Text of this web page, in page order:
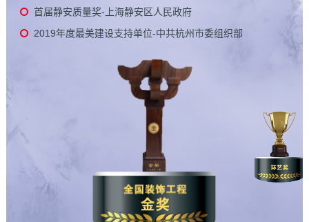
首届静安质量奖-上海静安区人民政府
2019年度最美建设支持单位-中共杭州市委组织部